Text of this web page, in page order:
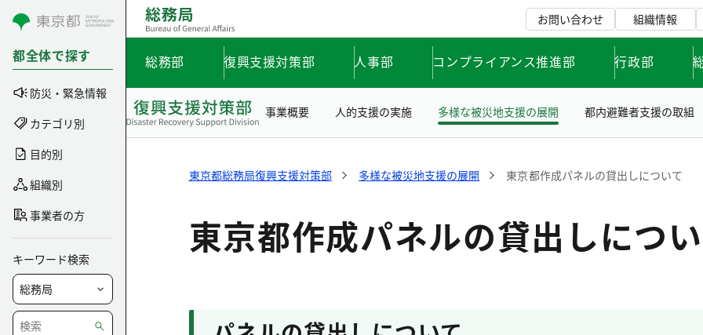
コンテンツにスキップ
都全体で探す
防災・緊急情報
カテゴリ別
目的別
組織別
事業者の方
キーワード検索
お問い合わせ 組織情報
総務部 復興支援対策部 人事部 コンプライアンス推進部 行政部
事業概要 人的支援の実施 多様な被災地支援の展開 都内避難者支援の取組
東京都総務局復興支援対策部 多様な被災地支援の展開 東京都作成パネルの貸出しについて
東京都作成パネルの貸出しにつ